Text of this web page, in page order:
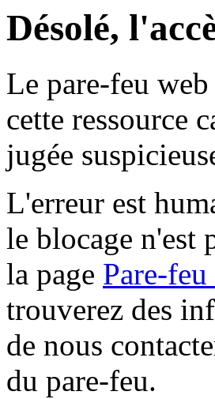
Désolé,
Le pare-feu
cette ressource
jugée
L'erreur est
le blocage n'est
la page Pare-
trouverez des
de nous
du pare-feu.